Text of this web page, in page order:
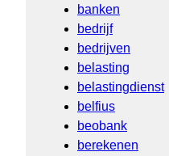
banken
bedrijf
bedrijven
belasting
belastingdienst
belfius
beobank
berekenen